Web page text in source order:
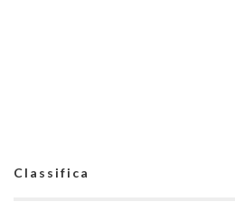
Classifica